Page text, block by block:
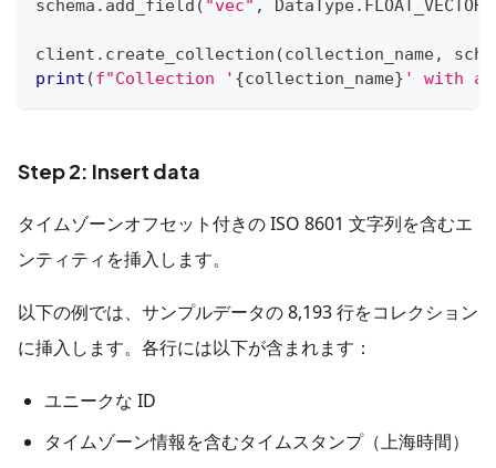
schema . add_field ( "vec" , DataType. FLOAT_VECTOR
client . create_collection (collection_name,
print (f"Collection ' {collection_name} ' with a
Step 2: Insert data
タイムゾーンオフセット付きの ISO 8601 文字列を含むエ
ンティティを挿入します。
以下の例では、サンプルデータの 8,193 行をコレクション
に挿入します。各行には以下が含まれます：
ユニークな ID
タイムゾーン情報を含むタイムスタンプ（上海時間）